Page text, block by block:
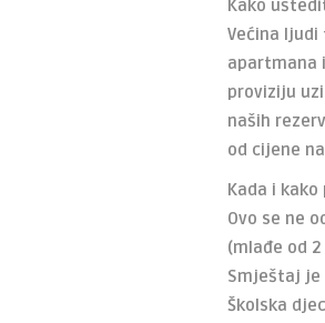
Kako
Većina
apartmana
proviziju
naših
od cijene
Kada i
Ovo se ne
(mlađe od
Smještaj je
Školska